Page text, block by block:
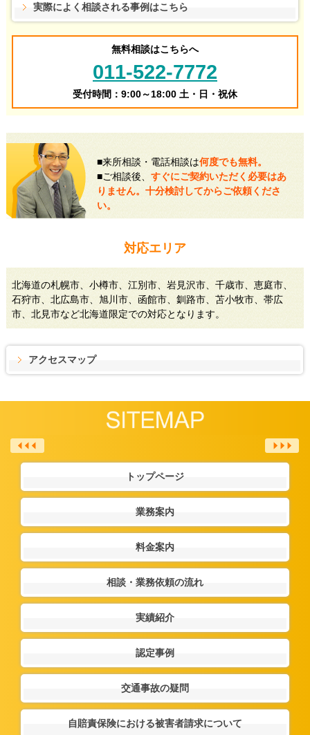
実際によく相談される事例はこちら
無料相談はこちらへ
011-522-7772
受付時間：9:00～18:00 土・日・祝休
■来所相談・電話相談は何度でも無料。
■ご相談後、 すぐにご契約いただく必要はあ
りません。十分検討してからご依頼くださ
い。
対応エリア
北海道の札幌市、小樽市、江別市、岩見沢市、千歳市、恵庭市、
石狩市、北広島市、旭川市、函館市、釧路市、苫小牧市、帯広
市、北見市など北海道限定での対応となります。
アクセスマップ
トップページ
業務案内
料金案内
相談・業務依頼の流れ
実績紹介
認定事例
交通事故の疑問
自賠責保険における被害者請求について